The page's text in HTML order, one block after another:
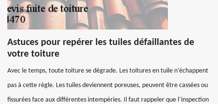
Astuces pour repérer les tuiles défaillantes de
votre toiture
Avec le temps, toute toiture se dégrade. Les toitures en tuile n’échappent
pas à cette règle. Les tuiles deviennent poreuses, peuvent être cassées ou
fissurées face aux différentes intempéries. Il faut rappeler que l’inspection